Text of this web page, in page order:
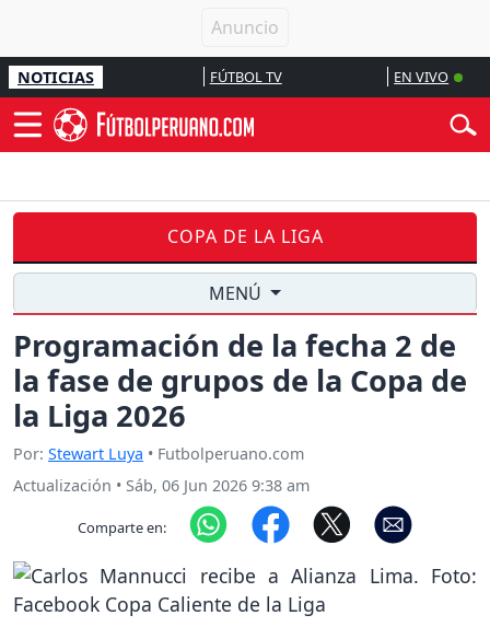
NOTICIAS FÚTBOL TV EN VIVO
COPA DE LA LIGA
MENÚ
Programación de la fecha 2 de
la fase de grupos de la Copa de
la Liga 2026
Por: Stewart Luya • Futbolperuano.com
Actualización • Sáb, 06 Jun 2026 9:38 am
Comparte en: